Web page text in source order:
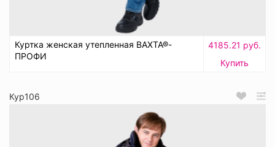
Куртка женская утепленная ВАХТА®-
ПРОФИ
4185.21 руб.
Купить
Кур106